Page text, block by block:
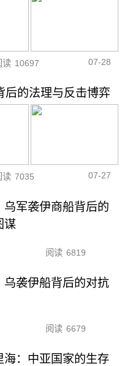
读 10697 07-28
后的法理与反击博弈
读 7035 07-27
乌军袭伊商船背后的
谋
阅读 6819
乌袭伊船背后的对抗
阅读 6679
海：中亚国家的生存